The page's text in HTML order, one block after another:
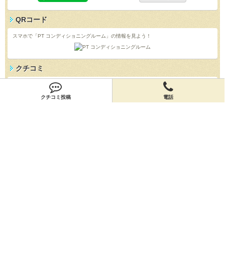
クチコミ投稿 電話
QRコード
スマホで「PT コンディショニングルーム」の情報を見よう！
クチコミ
「PT コンディショニングルーム」のクチコミを投稿しよう！